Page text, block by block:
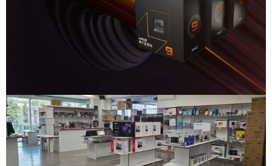
Snaga radnih stanica nikada nije bila povoljnija
Nova Ryzen 7000 serija
Naruči